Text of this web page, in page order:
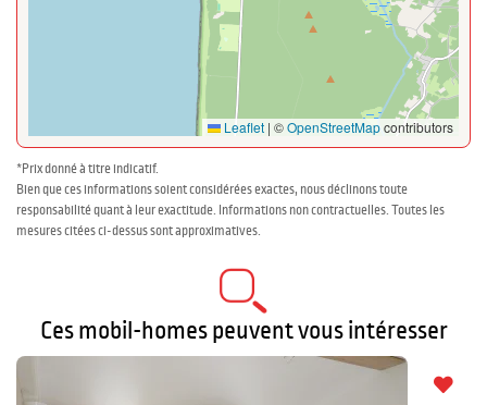
Leaflet | ©OpenStreetMapcontributors
*Prix donné à titre indicatif.
Bien que ces informations soient considérées exactes, nous déclinons toute
responsabilité quant à leur exactitude. Informations non contractuelles. Toutes les
mesures citées ci-dessus sont approximatives.
Ces mobil-homes peuvent vous intéresser